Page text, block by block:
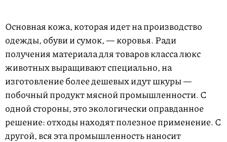
Основная кожа, которая идет на производство
одежды, обуви и сумок, — коровья. Ради
получения материала для товаров класса люкс
животных выращивают специально, на
изготовление более дешевых идут шкуры —
побочный продукт мясной промышленности. С
одной стороны, это экологически оправданное
решение: отходы находят полезное применение. С
другой, вся эта промышленность наносит